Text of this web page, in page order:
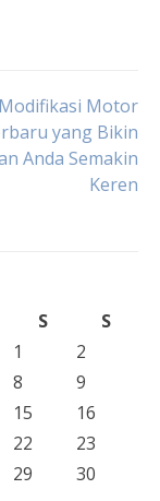
Motor
yang Bikin
Anda Semakin
Keren
S
S
1
2
8
9
15
16
22
23
29
30